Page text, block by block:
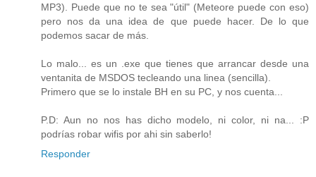
MP3). Puede que no te sea "útil" (Meteore puede con eso)
pero nos da una idea de que puede hacer. De lo que
podemos sacar de más.
Lo malo... es un .exe que tienes que arrancar desde una
ventanita de MSDOS tecleando una linea (sencilla).
Primero que se lo instale BH en su PC, y nos cuenta...
P.D: Aun no nos has dicho modelo, ni color, ni na... :P
podrías robar wifis por ahi sin saberlo!
Responder